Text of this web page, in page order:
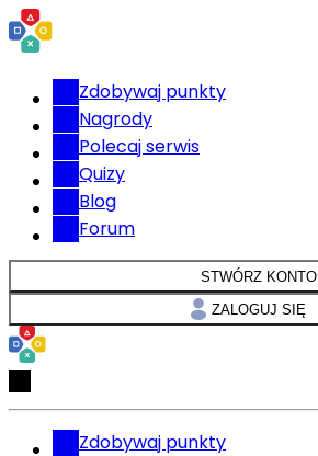
Zdobywaj punkty
Nagrody
Polecaj serwis
Quizy
Blog
Forum
STWÓRZ KONTO
ZALOGUJ SIĘ
Zdobywaj punkty